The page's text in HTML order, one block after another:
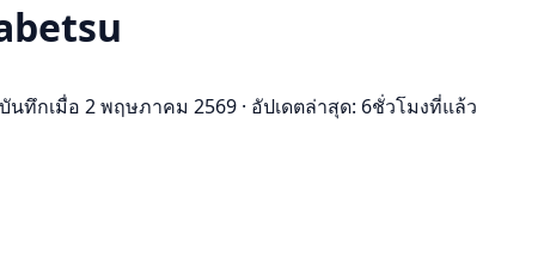
บันทึกเมื่อ 2 พฤษภาคม 2569 · อัปเดตล่าสุด: 6ชั่วโมงที่แล้ว